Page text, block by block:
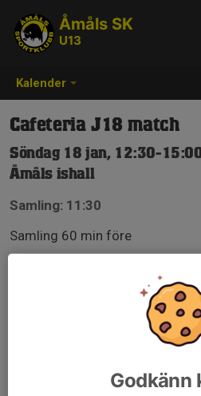
Kalender
Åmåls SK
U13
Cafeteria J18 match
Söndag 18 jan, 12:30-
Åmåls ishall
Samling: 11:30
Samling 60 min före
Godkänn